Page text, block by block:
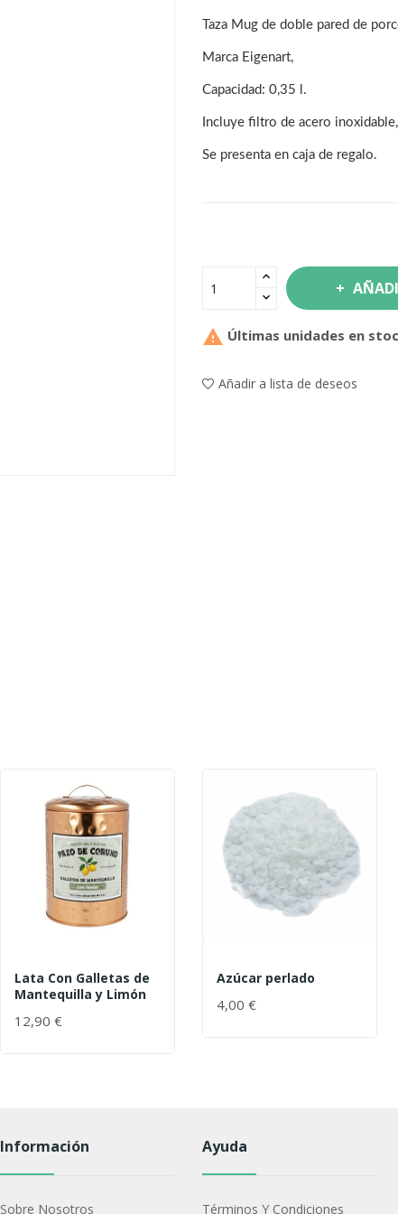
Taza Mug de doble pared de
Marca Eigenart,
Capacidad: 0,35 l.
Incluye filtro de acero inoxidable,
Se presenta en caja de regalo.
 Últimas unidades en
Añadir a lista de deseos
Lata Con Galletas de
Mantequilla y Limón
12,90 €
Azúcar perlado
4,00 €
Información
Sobre Nosotros
Ayuda
Términos Y Condiciones